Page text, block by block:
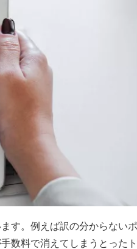
す。例えば訳の分からない
数料で消えてしまうとった